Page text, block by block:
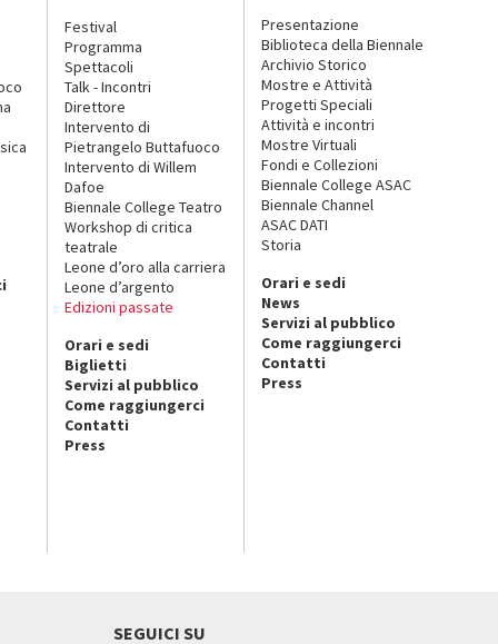
Festival
Programma
Spettacoli
Talk - Incontri
Direttore
Intervento di
Pietrangelo Buttafuoco
Intervento di Willem
Dafoe
Biennale College Teatro
Workshop di critica
teatrale
Leone d’oro alla carriera
Leone d’argento
Edizioni passate
Orari e sedi
Biglietti
Servizi al pubblico
Come raggiungerci
Contatti
Press
Presentazione
Biblioteca della Biennale
Archivio Storico
Mostre e Attività
Progetti Speciali
Attività e incontri
Mostre Virtuali
Fondi e Collezioni
Biennale College ASAC
Biennale Channel
ASAC DATI
Storia
Orari e sedi
News
Servizi al pubblico
Come raggiungerci
Contatti
Press
SEGUICI SU